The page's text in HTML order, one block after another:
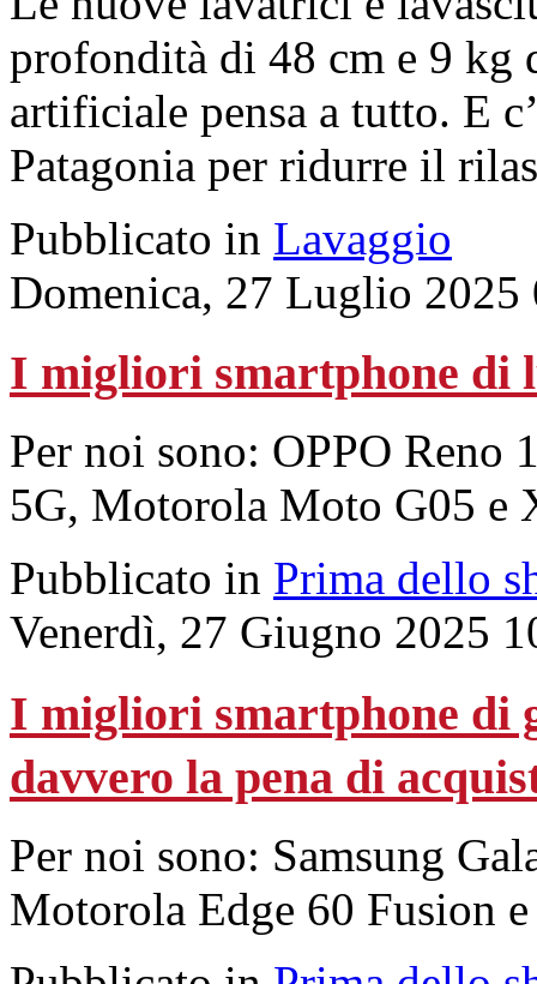
profondità di 48 cm e 9 kg
artificiale pensa a tutto. E
Patagonia per ridurre il
Pubblicato in Lavaggio
Domenica, 27 Luglio 2025
I migliori smartphone di
Per noi sono: OPPO Reno
5G, Motorola Moto G05 e
Pubblicato in Prima dello
Venerdì, 27 Giugno 2025
I migliori smartphone di
davvero la pena di
Per noi sono: Samsung
Motorola Edge 60 Fusion